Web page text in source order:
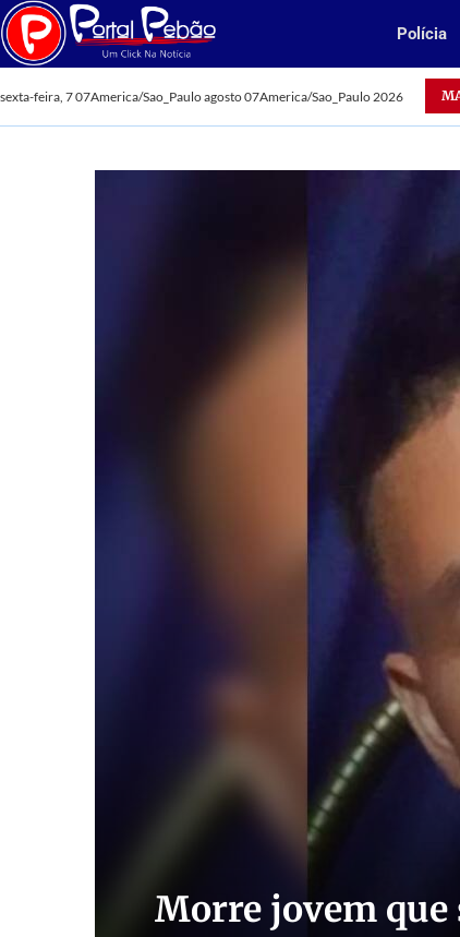
Polícia
sexta-feira, 7 07America/Sao_Paulo agosto 07America/Sao_Paulo 2026
Morre jovem que